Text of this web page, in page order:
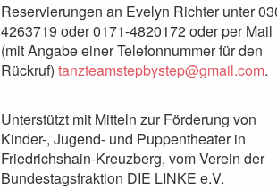
Reservierungen an Evelyn Richter unter
4263719 oder 0171-4820172 oder per Mail
(mit Angabe einer Telefonnummer für den
Rückruf) tanzteamstepbystep@gmail.com.
Unterstützt mit Mitteln zur Förderung von
Kinder-, Jugend- und Puppentheater in
Friedrichshain-Kreuzberg, vom Verein der
Bundestagsfraktion DIE LINKE e.V.